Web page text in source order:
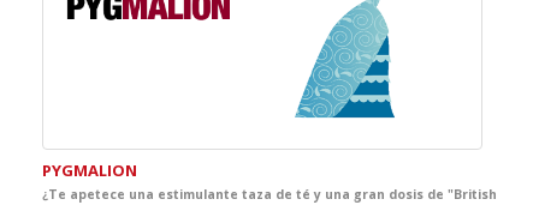
PYGMALION
¿Te apetece una estimulante taza de té y una gran dosis de "British